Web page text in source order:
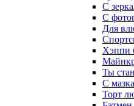
С
С
Для
Хэппи
Ты
С
Торт